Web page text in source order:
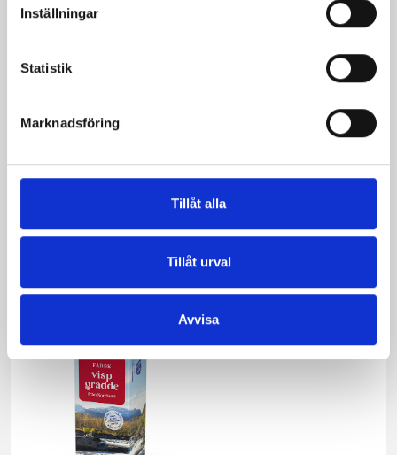
Inställningar
Statistik
Marknadsföring
Tillåt alla
Tillåt urval
Avvisa
Vispgrädden Eko
Köksgrädde